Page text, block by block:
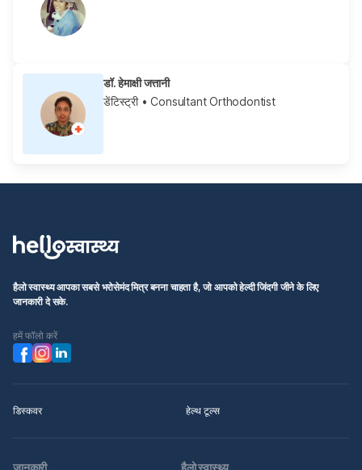
डॉ. हेमाक्षी जत्तानी
डेंटिस्ट्री• Consultant Orthodontist
हैलो स्वास्थ्य आपका सबसे भरोसेमंद मित्र बनना चाहता है, जो आपको हेल्दी जिंदगी जीने के लिए
जानकारी दे सके.
हमें फॉलो करें
डिस्कवर हेल्थ टूल्स
जानकारी हैलो स्वास्थ्य